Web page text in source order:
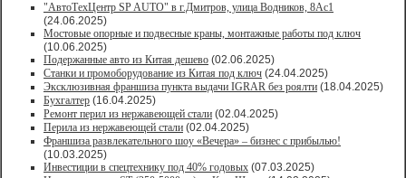
"АвтоТехЦентр SP AUTO" в г.Дмитров, улица Водников, 8Ас1
(24.06.2025)
Мостовые опорные и подвесные краны, монтажные работы под ключ
(10.06.2025)
Подержанные авто из Китая дешево (02.06.2025)
Станки и промоборудование из Китая под ключ (24.04.2025)
Эксклюзивная франшиза пункта выдачи IGRAR без роялти (18.04.2025)
Бухгалтер (16.04.2025)
Ремонт перил из нержавеющей стали (02.04.2025)
Перила из нержавеющей стали (02.04.2025)
Франшиза развлекательного шоу «Вечера» – бизнес с прибылью!
(10.03.2025)
Инвестиции в спецтехнику под 40% годовых (07.03.2025)